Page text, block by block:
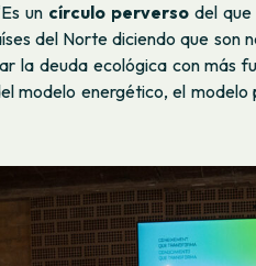
un círculo perverso del
del Norte diciendo que son
la deuda ecológica con más
modelo energético, el